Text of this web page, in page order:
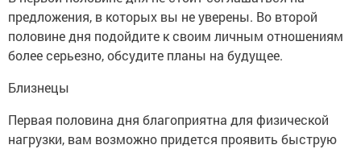
предложения, в которых вы не уверены. Во второй
половине дня подойдите к своим личным отношениям
более серьезно, обсудите планы на будущее.
Близнецы
Первая половина дня благоприятна для физической
нагрузки, вам возможно придется проявить быструю